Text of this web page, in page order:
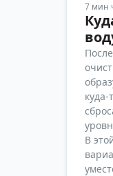
7 мин
В